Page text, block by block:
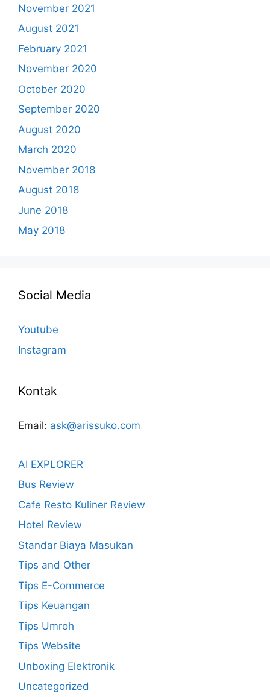
November 2021
August 2021
February 2021
November 2020
October 2020
September 2020
August 2020
March 2020
November 2018
August 2018
June 2018
May 2018
Social Media
Youtube
Instagram
Kontak
Email: ask@arissuko.com
AI EXPLORER
Bus Review
Cafe Resto Kuliner Review
Hotel Review
Standar Biaya Masukan
Tips and Other
Tips E-Commerce
Tips Keuangan
Tips Umroh
Tips Website
Unboxing Elektronik
Uncategorized